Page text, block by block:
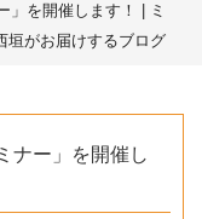
」を開催します！ | ミ
垣がお届けするブログ
ナー」を開催し